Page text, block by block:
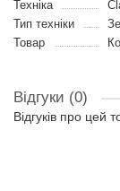
Техніка
Тип техніки
Товар
Відгуки (0)
Відгуків про цей